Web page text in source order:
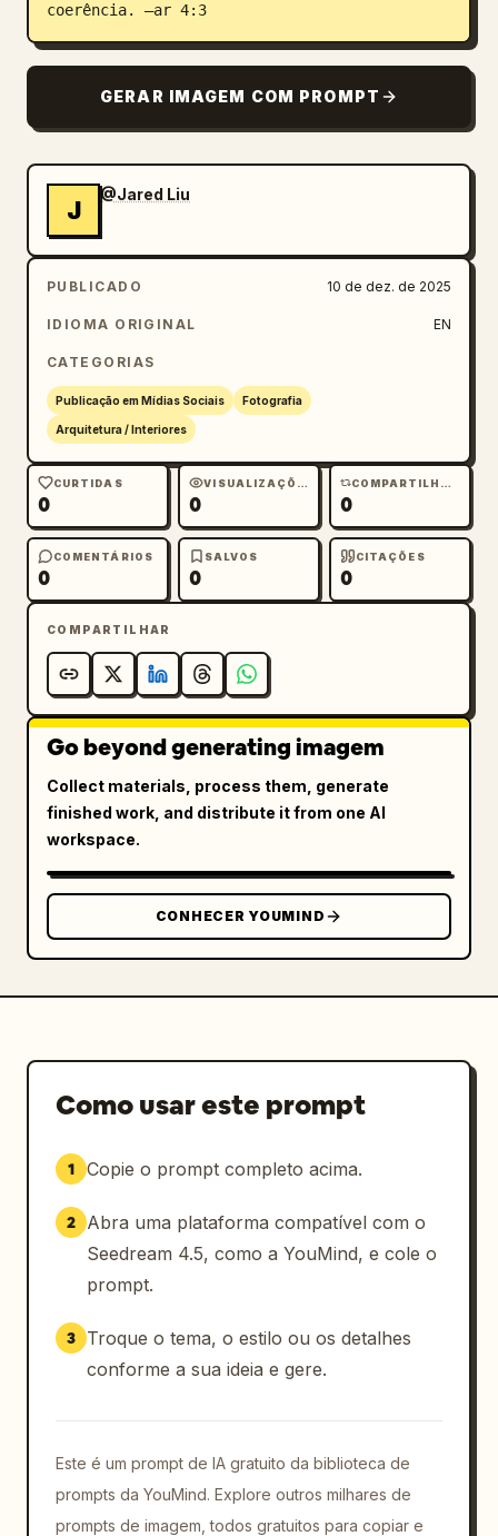
coerência. –ar 4:3
GERAR IMAGEM COM PROMPT
J
@Jared Liu
PUBLICADO 10 de dez. de 2025
IDIOMA ORIGINAL EN
CATEGORIAS
Publicação em Mídias Sociais Fotografia
Arquitetura / Interiores
CURTIDAS
0
VISUALIZAÇÕES
0
COMPARTILHAMENTOS
0
COMENTÁRIOS
0
SALVOS
0
CITAÇÕES
0
COMPARTILHAR
Go beyond generating imagem
Collect materials, process them, generate
finished work, and distribute it from one AI
workspace.
CONHECER YOUMIND
Como usar este prompt
1 Copie o prompt completo acima.
2
Abra uma plataforma compatível com o
Seedream 4.5, como a YouMind, e cole o
prompt.
3
Troque o tema, o estilo ou os detalhes
conforme a sua ideia e gere.
Este é um prompt de IA gratuito da biblioteca de
prompts da YouMind. Explore outros milhares de
prompts de imagem, todos gratuitos para copiar e